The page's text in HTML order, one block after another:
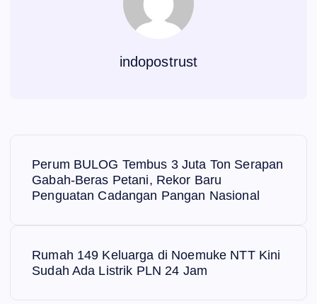
indopostrust
Perum BULOG Tembus 3 Juta Ton Serapan
Gabah-Beras Petani, Rekor Baru
Penguatan Cadangan Pangan Nasional
Rumah 149 Keluarga di Noemuke NTT Kini
Sudah Ada Listrik PLN 24 Jam